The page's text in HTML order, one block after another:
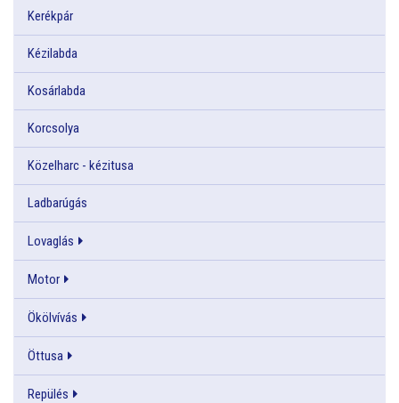
Kerékpár
Kézilabda
Kosárlabda
Korcsolya
Közelharc - kézitusa
Ladbarúgás
Lovaglás
Motor
Ökölvívás
Öttusa
Repülés